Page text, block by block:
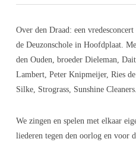
Over den Draad: een vredesconcert
de Deuzonscholein Hoofdplaat.
den Ouden, broeder Dieleman,
Lambert, Peter Knipmeijer, Ries
Silke, Strograss, Sunshine Cleaners.
We zingen en spelen met elkaar
liederen tegen den oorlog en voor